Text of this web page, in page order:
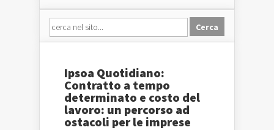
Ipsoa Quotidiano:
Contratto a tempo
determinato e costo del
lavoro: un percorso ad
ostacoli per le imprese